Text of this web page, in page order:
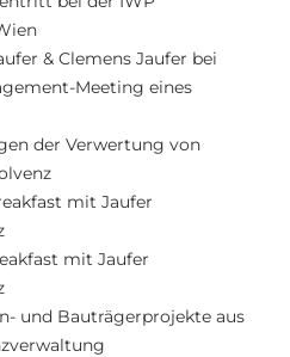
& Clemens Jaufer bei
Meeting eines
der Verwertung von
mit Jaufer
mit Jaufer
und Bauträgerprojekte aus